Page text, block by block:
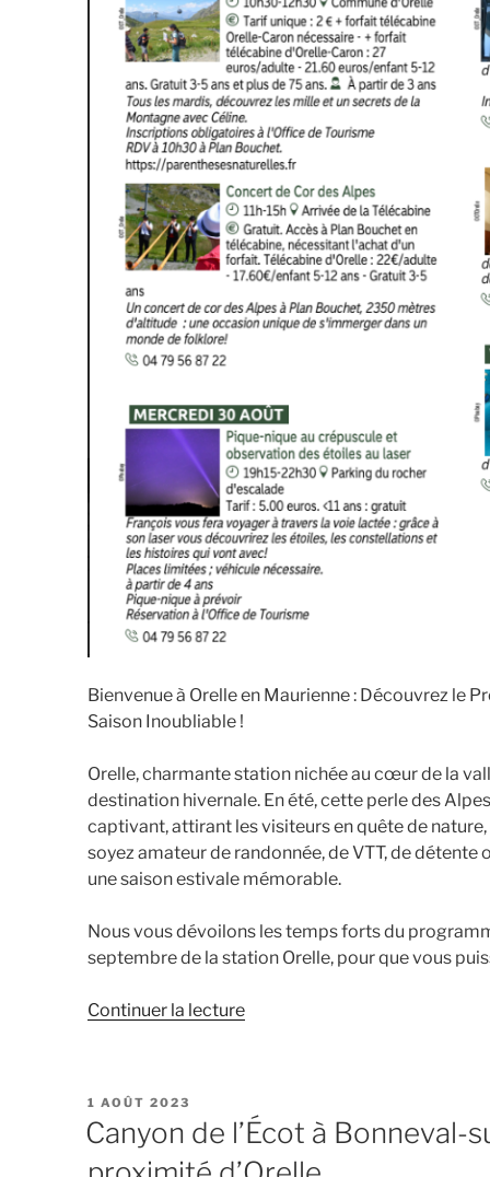
Bienvenue à Orelle en Maurienne : Découvrez le
Saison Inoubliable !
Orelle, charmante station nichée au cœur de la
destination hivernale. En été, cette perle des
captivant, attirant les visiteurs en quête de
soyez amateur de randonnée, de VTT, de
une saison estivale mémorable.
Nous vous dévoilons les temps forts du
septembre de la station Orelle, pour que vous
Continuer la lecturede
du
26
août
PUBLIÉ
LE
1 AOÛT 2023
Canyon de l’Écot à Bonneval-